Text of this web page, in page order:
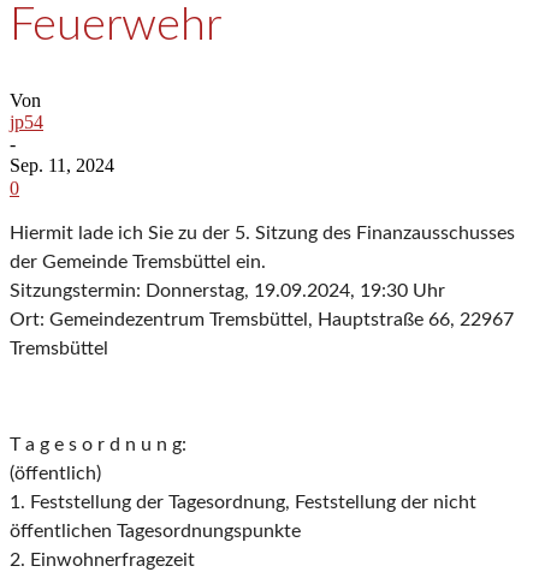
Feuerwehr
Von
jp54
-
Sep. 11, 2024
0
Hiermit lade ich Sie zu der 5. Sitzung des Finanzausschusses
der Gemeinde Tremsbüttel ein.
Sitzungstermin: Donnerstag, 19.09.2024, 19:30 Uhr
Ort: Gemeindezentrum Tremsbüttel, Hauptstraße 66, 22967
Tremsbüttel
T a g e s o r d n u n g:
(öffentlich)
1. Feststellung der Tagesordnung, Feststellung der nicht
öffentlichen Tagesordnungspunkte
2. Einwohnerfragezeit